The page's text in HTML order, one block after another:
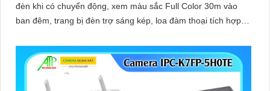
đèn khi có chuyển động, xem màu sắc Full Color 30m vào
ban đêm, trang bị đèn trợ sáng kép, loa đàm thoại tích hợp,